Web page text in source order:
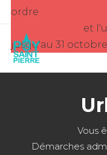
ordre
et
jusqu'au 31 octobre
Vous
Démarches